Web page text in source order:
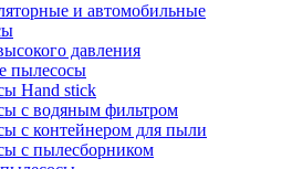
и автомобильные
давления
пылесосы
Hand stick
с водяным фильтром
с контейнером для пыли
с пылесборником